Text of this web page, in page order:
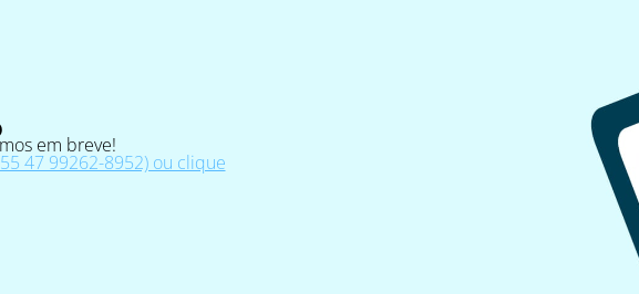
em breve!
47 99262-8952) ou clique